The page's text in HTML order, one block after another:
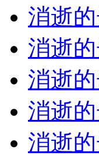
消逝
消逝
消逝
消逝
消逝